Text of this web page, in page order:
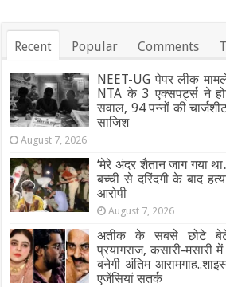
Recent Popular Comments
NEET-UG पेपर लीक
NTA के 3 एक्सपर्ट्स ने
सवाल, 94 पन्नों की
साजिश
August 7, 2026
‘मेरे अंदर शैतान जाग गया
बच्ची से दरिंदगी के बाद
आरोपी
August 7, 2026
अतीक के सबसे छोटे
प्रयागराज, कसारी-
बनेगी अंतिम
एजेंसियां सतर्क